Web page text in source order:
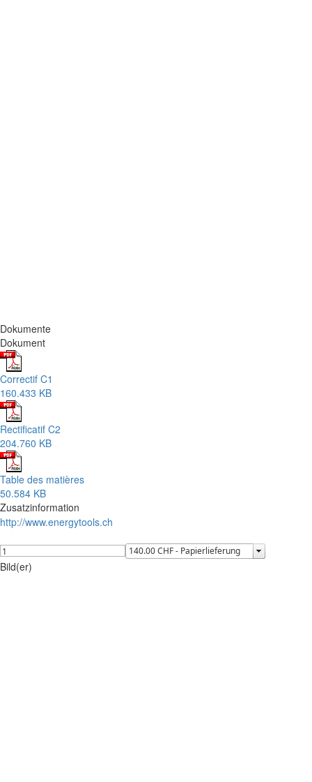
Dokumente
Dokument
Correctif C1
160.433 KB
Rectificatif C2
204.760 KB
Table des matières
50.584 KB
Zusatzinformation
http://www.energytools.ch
Bild(er)